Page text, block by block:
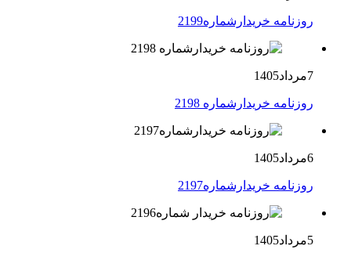
روزنامه خریدارشماره2199
7مرداد1405
روزنامه خریدارشماره 2198
6مرداد1405
روزنامه خریدارشماره2197
5مرداد1405